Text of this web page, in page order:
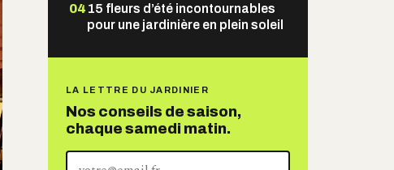
04 15 fleurs d’été incontournables
pour une jardinière en plein soleil
LA LETTRE DU JARDINIER
Nos conseils de saison,
chaque samedi matin.